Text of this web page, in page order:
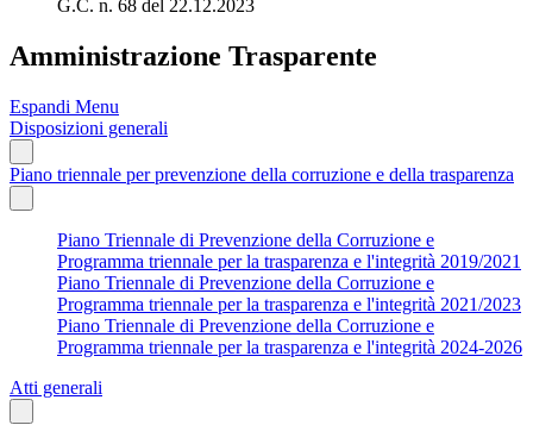
G.C. n. 68 del 22.12.2023
Amministrazione Trasparente
Espandi Menu
Disposizioni generali
Piano triennale per prevenzione della corruzione e della trasparenza
Piano Triennale di Prevenzione della Corruzione e
Programma triennale per la trasparenza e l'integrità 2019/2021
Piano Triennale di Prevenzione della Corruzione e
Programma triennale per la trasparenza e l'integrità 2021/2023
Piano Triennale di Prevenzione della Corruzione e
Programma triennale per la trasparenza e l'integrità 2024-2026
Atti generali